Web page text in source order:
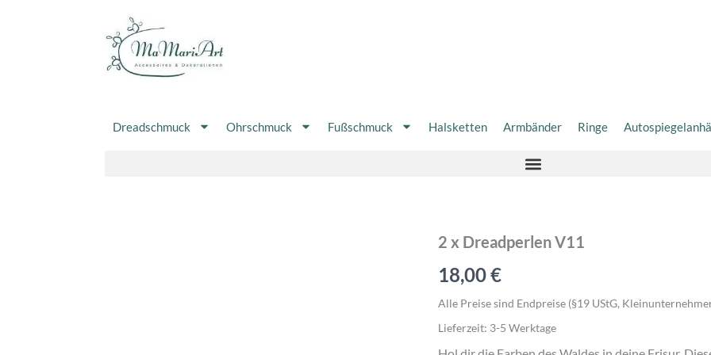
Dreadschmuck Ohrschmuck Fußschmuck Halsketten Armbänder Ringe
2 x Dreadperlen V11
18,00€
Alle Preise sind Endpreise (§19 UStG,
Lieferzeit: 3-5 Werktage
2
Dreadperlen
V11
Menge